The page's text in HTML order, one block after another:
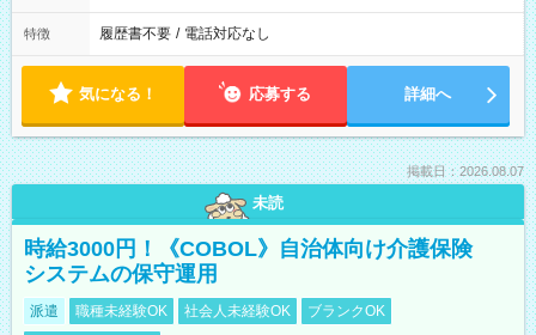
特徴 履歴書不要 / 電話対応なし
気になる！ 応募する 詳細へ
掲載日：2026.08.07
未読
時給3000円！《COBOL》自治体向け介護保険
システムの保守運用
派遣 職種未経験OK 社会人未経験OK
ブランクOK